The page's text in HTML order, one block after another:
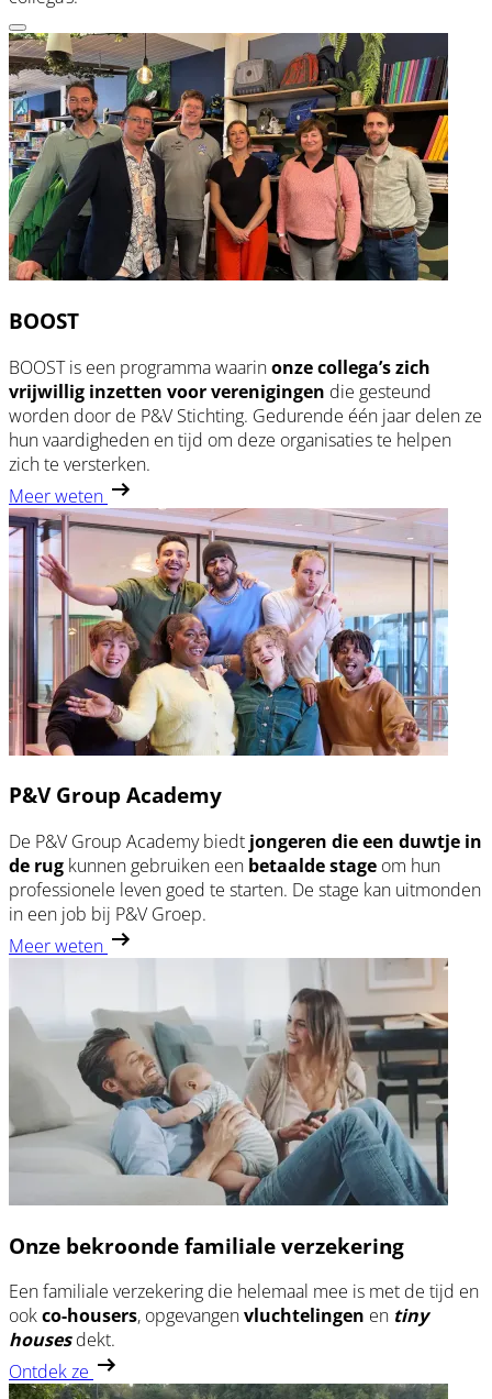
BOOST
BOOST is een programma waarinonze collega’s zich
vrijwillig inzetten voor verenigingen die gesteund
worden door de P&V Stichting. Gedurende één jaar delen ze
hun vaardigheden en tijd om deze organisaties te helpen
zich te versterken.
Meer weten
P&V Group Academy
De P&V Group Academy biedt jongeren die een duwtje in
de rug kunnen gebruiken een betaalde stage om hun
professionele leven goed te starten. De stage kan uitmonden
in een job bij P&V Groep.
Meer weten
Onze bekroonde familiale verzekering
Een familiale verzekering die helemaal mee is met de tijd en
ookco-housers, opgevangenvluchtelingen en tiny
housesdekt.
Ontdek ze